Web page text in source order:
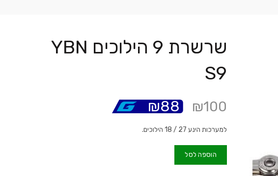
שרשרת 9 הילוכים YBN
S9
₪100
₪88
למערכות הינע 27 / 18 הילוכים.
הוספה לסל